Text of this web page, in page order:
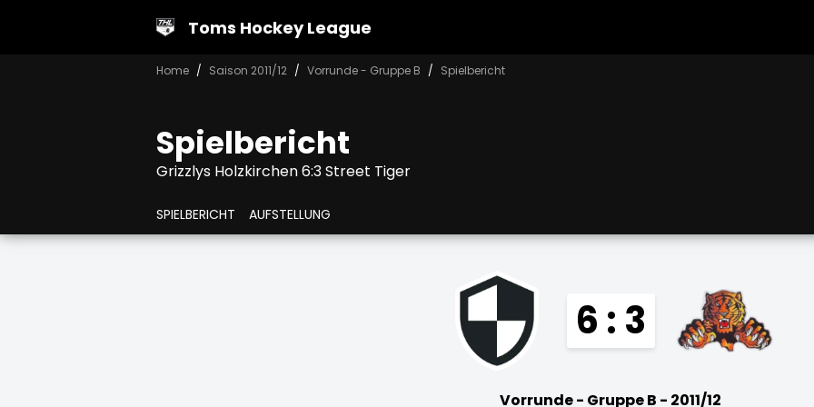
Toms Hockey League
Home Saison 2011/12 Vorrunde - Gruppe B Spielbericht
Spielbericht
Grizzlys Holzkirchen 6:3 Street Tiger
SPIELBERICHT AUFSTELLUNG
6 : 3
Vorrunde - Gruppe B - 2011/12